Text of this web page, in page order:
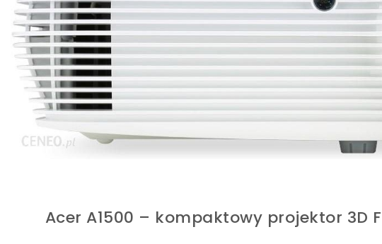
Acer A1500 – kompaktowy projektor 3D